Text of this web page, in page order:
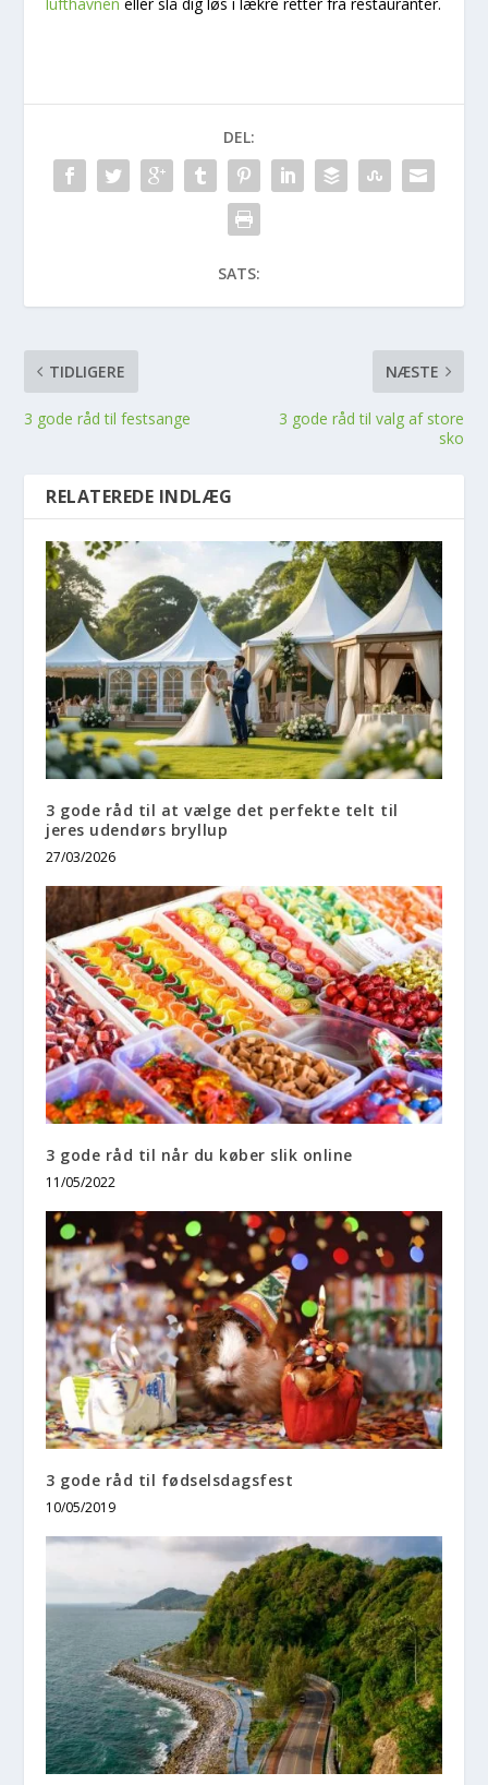
lufthavnen eller slå dig løs i lækre retter fra restauranter.
DEL:
SATS:
TIDLIGERE
3 gode råd til festsange
NÆSTE
3 gode råd til valg af store
sko
RELATEREDE INDLÆG
3 gode råd til at vælge det perfekte telt til
jeres udendørs bryllup
27/03/2026
3 gode råd til når du køber slik online
11/05/2022
3 gode råd til fødselsdagsfest
10/05/2019